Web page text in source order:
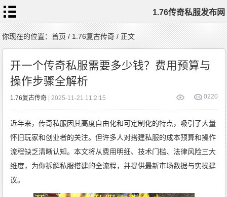
1.76传奇私服发布网
首
页
1.76
传
奇
私
服
1.76
复
传
奇
1.76
传
奇
新
开
1.76
传
奇
标
签
云
你现在的位置：首页/1.76复古传奇/ 正文
开一个传奇私服需要多少钱？费用预算与
操作步骤全解析
220
0
1.76复古传奇 | 2025-11-21 11:2:15
近年来，传奇私服因其高度自由化和可定制化的特点，吸引了大量
怀旧玩家和创业者的关注。但许多人对搭建私服的成本预算和操作
流程缺乏清晰认知。本文将从费用明细、技术门槛、法律风险三大
维度，为你拆解私服搭建的全流程，并提供最新市场数据与实操建
议。